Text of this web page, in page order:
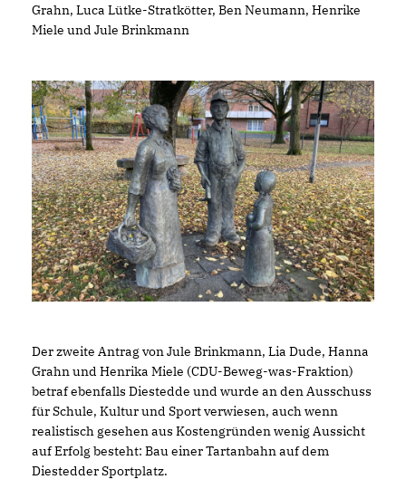
Grahn, Luca Lütke-Stratkötter, Ben Neumann, Henrike
Miele und Jule Brinkmann
Der zweite Antrag von Jule Brinkmann, Lia Dude, Hanna
Grahn und Henrika Miele (CDU-Beweg-was-Fraktion)
betraf ebenfalls Diestedde und wurde an den Ausschuss
für Schule, Kultur und Sport verwiesen, auch wenn
realistisch gesehen aus Kostengründen wenig Aussicht
auf Erfolg besteht: Bau einer Tartanbahn auf dem
Diestedder Sportplatz.